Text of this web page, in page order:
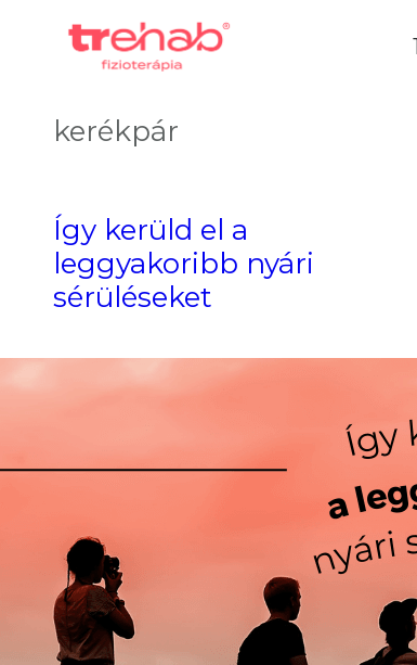
kerékpár
Így kerüld el a
leggyakoribb nyári
sérüléseket